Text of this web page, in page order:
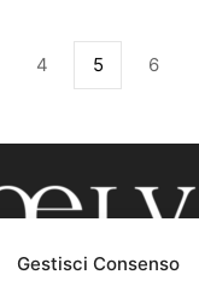
Gestisci Consenso
4 5 6